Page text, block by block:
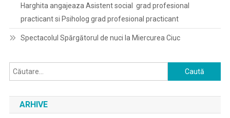
Harghita angajeaza Asistent social grad profesional
practicant si Psiholog grad profesional practicant
Spectacolul Spărgătorul de nuci la Miercurea Ciuc
Caută
după:
ARHIVE